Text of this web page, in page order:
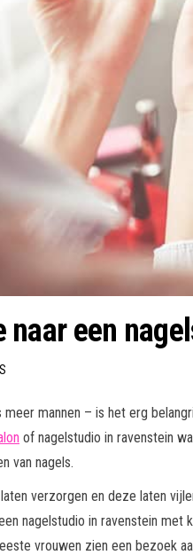
naar een
mannen – is het erg
of nagelstudio in ravenstein
van nagels.
verzorgen en deze laten
nagelstudio in ravenstein met
vrouwen zien een bezoek